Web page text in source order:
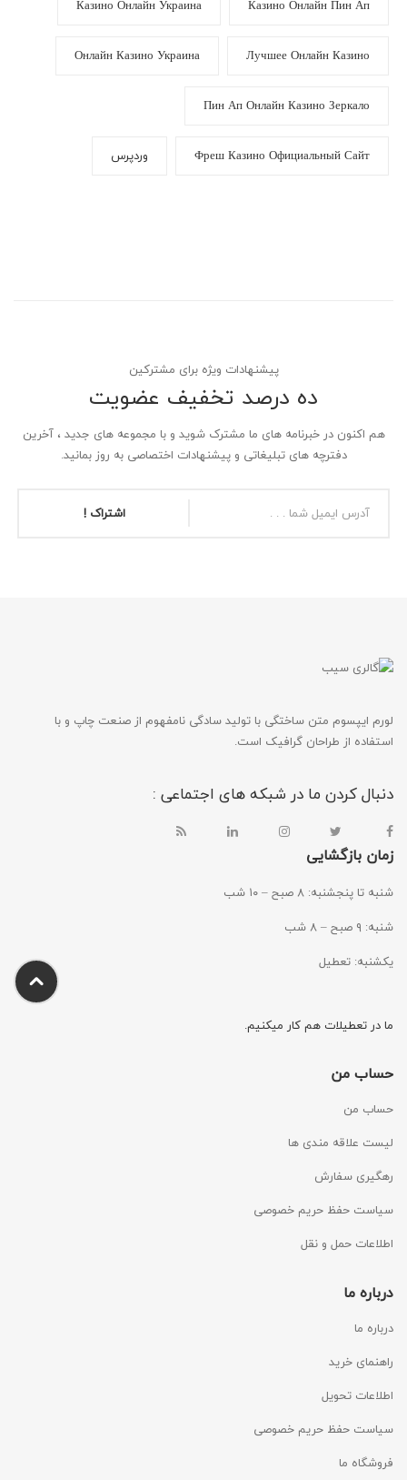
Казино Онлайн Пин Ап
Казино Онлайн Украина
Лучшее Онлайн Казино
Онлайн Казино Украина
Пин Ап Онлайн Казино Зеркало
Фреш Казино Официальный Сайт وردپرس
پیشنهادات ویژه برای مشترکین
ده درصد تخفیف عضویت
هم اکنون در خبرنامه های ما مشترک شوید و با مجموعه های جدید ، آخرین
دفترچه های تبلیغاتی و پیشنهادات اختصاصی به روز بمانید.
اشتراک !
لورم ایپسوم متن ساختگی با تولید سادگی نامفهوم از صنعت چاپ و با
استفاده از طراحان گرافیک است.
دنبال کردن ما در شبکه های اجتماعی :
زمان بازگشایی
شنبه تا پنجشنبه: ۸ صبح – ۱۰ شب
شنبه: ۹ صبح – ۸ شب
یکشنبه: تعطیل
ما در تعطیلات هم کار میکنیم.
حساب من
حساب من
لیست علاقه مندی ها
رهگیری سفارش
سیاست حفظ حریم خصوصی
اطلاعات حمل و نقل
درباره ما
درباره ما
راهنمای خرید
اطلاعات تحویل
سیاست حفظ حریم خصوصی
فروشگاه ما